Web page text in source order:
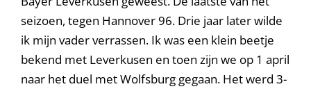
seizoen, tegen Hannover 96. Drie jaar later wilde
ik mijn vader verrassen. Ik was een klein beetje
bekend met Leverkusen en toen zijn we op 1 april
naar het duel met Wolfsburg gegaan. Het werd 3-